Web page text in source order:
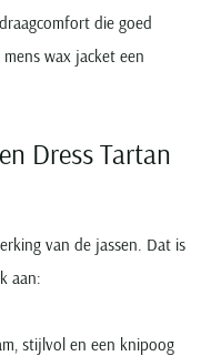
die goed
wax jacket een
Dress Tartan
van de jassen. Dat is
aan:
stijlvol en een knipoog